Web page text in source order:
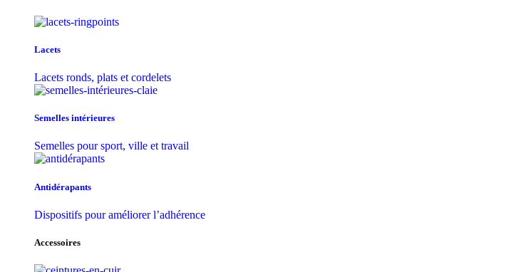
Lacets
Lacets ronds, plats et cordelets
Semelles intérieures
Semelles pour sport, ville et travail
Antidérapants
Dispositifs pour améliorer l’adhérence
Accessoires